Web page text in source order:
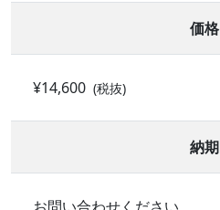
価格
¥14,600 (税抜)
納期